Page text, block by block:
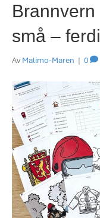
små –
Av Malimo-Maren | 0